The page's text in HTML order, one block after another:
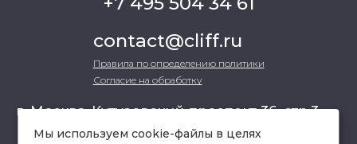
contact@cliff.ru
Правила по определению политики
Согласие на обработку
г. Москва, Кутузовский проспект 36, стр.3 ,
офис 301
Мы используем cookie-файлы в целях